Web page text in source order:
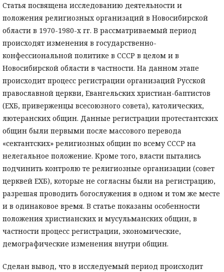
Статья посвящена исследованию деятельности и
положения религиозных организаций в Новосибирской
области в 1970-1980-х гг. В рассматриваемый период
происходят изменения в государственно-
конфессиональной политике в СССР в целом и в
Новосибирской области в частности. На данном этапе
происходит процесс регистрации организаций Русской
православной церкви, Евангельских христиан-баптистов
(ЕХБ, приверженцы всесоюзного совета), католических,
лютеранских общин. Данные регистрации протестантских
общин были первыми после массового перевода
«сектантских» религиозных общин по всему СССР на
нелегальное положение. Кроме того, власти пытались
подчинить контролю те религиозные организации (совет
церквей ЕХБ), которые не согласны были на регистрацию,
разрешая проводить богослужения в одном и том же месте
и в одинаковое время. В статье показаны особенности
положения христианских и мусульманских общин, в
частности процесс регистрации, экономические,
демографические изменения внутри общин.
Сделан вывод, что в исследуемый период происходит